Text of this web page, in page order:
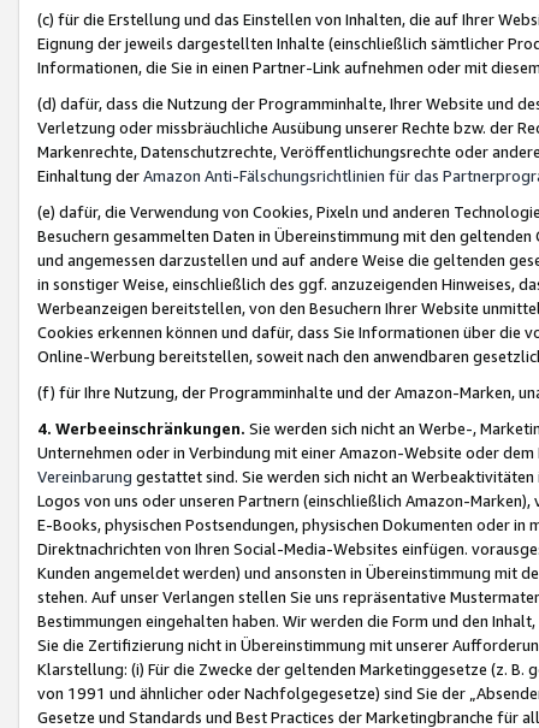
(c) für die Erstellung und das Einstellen von Inhalten, die auf Ihrer
Eignung der jeweils dargestellten Inhalte (einschließlich sämtlicher
Informationen, die Sie in einen Partner-Link aufnehmen oder mit
(d) dafür, dass die Nutzung der Programminhalte, Ihrer Website und
Verletzung oder missbräuchliche Ausübung unserer Rechte bzw. der
Markenrechte, Datenschutzrechte, Veröffentlichungsrechte oder
Einhaltung derAmazon Anti-Fälschungsrichtlinien für das
(e) dafür, die Verwendung von Cookies, Pixeln und anderen
Besuchern gesammelten Daten in Übereinstimmung mit den
und angemessen darzustellen und auf andere Weise die geltenden
in sonstiger Weise, einschließlich des ggf. anzuzeigenden Hinweises,
Werbeanzeigen bereitstellen, von den Besuchern Ihrer Website
Cookies erkennen können und dafür, dass Sie Informationen über die
Online-Werbung bereitstellen, soweit nach den anwendbaren
(f) für Ihre Nutzung, der Programminhalte und der Amazon-Marken,
4. Werbeeinschränkungen. Sie werden sich nicht an Werbe-,
Unternehmen oder in Verbindung mit einer Amazon-Website oder
Vereinbarung gestattet sind. Sie werden sich nicht an
Logos von uns oder unseren Partnern (einschließlich Amazon-
E-Books, physischen Postsendungen, physischen Dokumenten oder in
Direktnachrichten von Ihren Social-Media-Websites einfügen.
Kunden angemeldet werden) und ansonsten in Übereinstimmung mit
stehen. Auf unser Verlangen stellen Sie uns repräsentative
Bestimmungen eingehalten haben. Wir werden die Form und den
Sie die Zertifizierung nicht in Übereinstimmung mit unserer
Klarstellung: (i) Für die Zwecke der geltenden Marketinggesetze (z. B.
von 1991 und ähnlicher oder Nachfolgegesetze) sind Sie der
Gesetze und Standards und Best Practices der Marketingbranche für